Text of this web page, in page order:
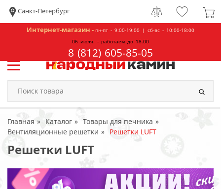
Санкт-Петербург
Интернет-магазин - пн-пт - 9:00-19:00 | сб-вс - 10:00-18:00
06 июля. - работаем до 18.00
8 (812) 605-85-05
Главная Каталог
Товары для печника
Вентиляционные решетки
Решетки LUFT
Решетки LUFT